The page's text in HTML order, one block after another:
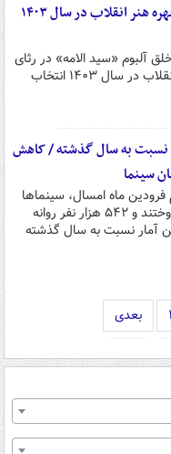
«کارن همایونفر» چهره هنر انقلاب در سال ۱۴۰۳
آلبوم «سید الامه» در رثای
شهید سیدحسن نصرالله به‌ عنوان چهره هنر انقلاب در سال ۱۴۰۳ انتخاب
نسبت به سال گذشته / کاهش
فرودین ماه امسال، سینماها
۳۸ میلیارد تومان فروختند و ۵۴۲ هزار نفر روانه
آمار نسبت به سال گذشته
بعدی